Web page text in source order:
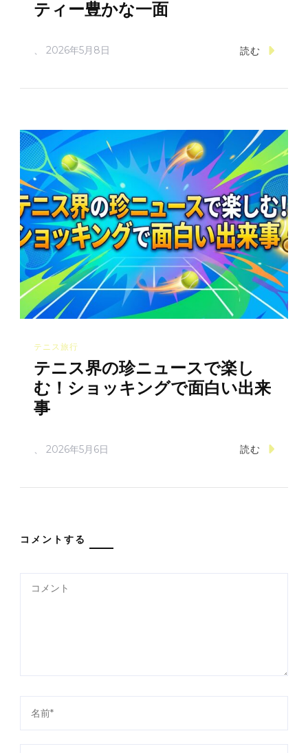
ティー豊かな一面
、 2026年5月8日 読む
テニス旅行
テニス界の珍ニュースで楽し
む！ショッキングで面白い出来
事
、 2026年5月6日 読む
コメントする